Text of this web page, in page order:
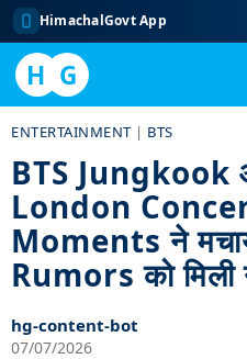
HimachalGovt App
H G
content
ENTERTAINMENT | BTS
BTS
London
Moments ने
Rumors को
hg-content-bot
07/07/2026